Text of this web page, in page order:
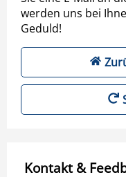
werden uns bei
Geduld!
Kontakt &